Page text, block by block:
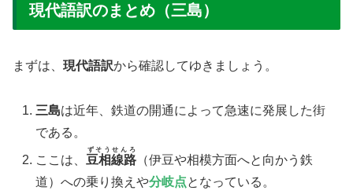
現代語訳のまとめ（三島）
まずは、 現代語訳から確認してゆきましょう。
三島は近年、鉄道の開通によって急速に発展した街
である。
​ここは、 豆相線路
ずそうせんろ
（伊豆や相模方面へと向かう鉄
道）への乗り換えや分岐点となっている。